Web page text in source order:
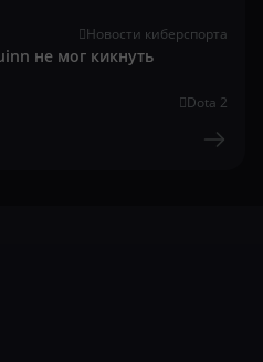
Новости киберспорта
не мог кикнуть
Dota 2